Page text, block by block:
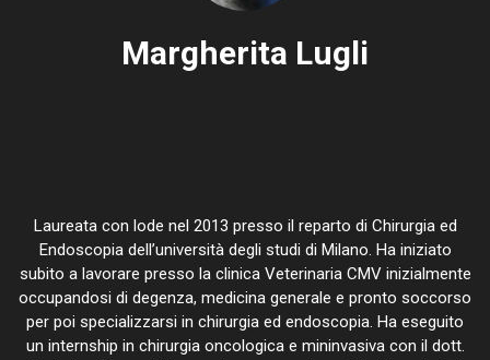
Margherita Lugli
Laureata con lode nel 2013 presso il reparto di Chirurgia ed
Endoscopia dell’università degli studi di Milano. Ha iniziato
subito a lavorare presso la clinica Veterinaria CMV inizialmente
occupandosi di degenza, medicina generale e pronto soccorso
per poi specializzarsi in chirurgia ed endoscopia. Ha eseguito
un internship in chirurgia oncologica e mininvasiva con il dott.